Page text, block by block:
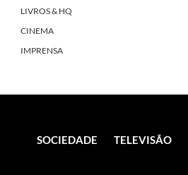
LIVROS & HQ
CINEMA
IMPRENSA
SOCIEDADE TELEVISÃO